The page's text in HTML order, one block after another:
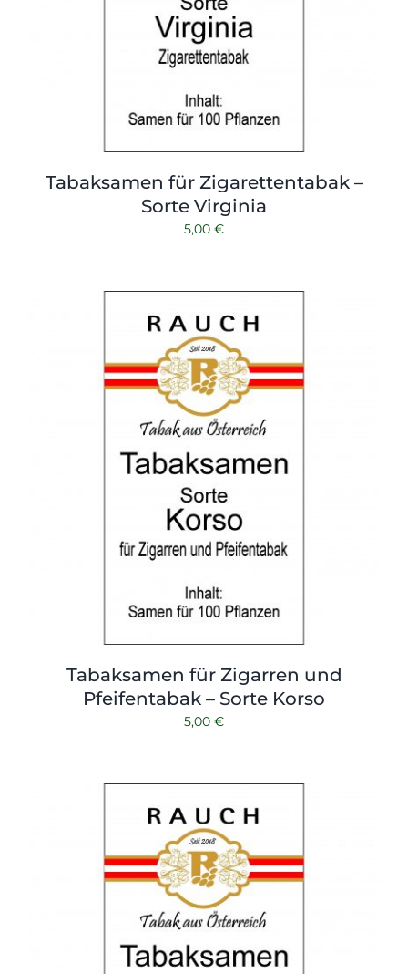
Tabaksamen für Zigarettentabak –
Sorte Virginia
5,00 €
Tabaksamen für Zigarren und
Pfeifentabak – Sorte Korso
5,00 €